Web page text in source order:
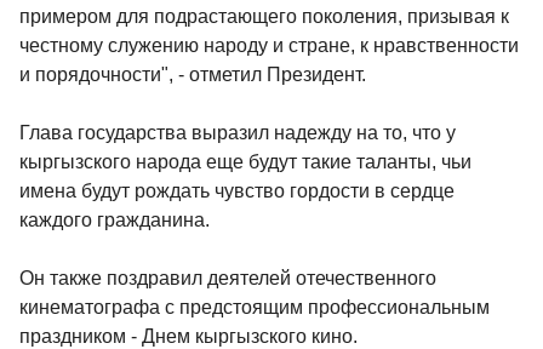
примером для подрастающего поколения, призывая к
честному служению народу и стране, к нравственности
и порядочности", - отметил Президент.
Глава государства выразил надежду на то, что у
кыргызского народа еще будут такие таланты, чьи
имена будут рождать чувство гордости в сердце
каждого гражданина.
Он также поздравил деятелей отечественного
кинематографа с предстоящим профессиональным
праздником - Днем кыргызского кино.